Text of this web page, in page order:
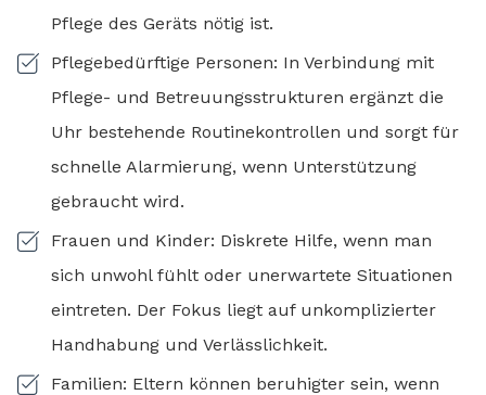
Pflege des Geräts nötig ist.
Pflegebedürftige Personen: In Verbindung mit
Pflege- und Betreuungsstrukturen ergänzt die
Uhr bestehende Routinekontrollen und sorgt für
schnelle Alarmierung, wenn Unterstützung
gebraucht wird.
Frauen und Kinder: Diskrete Hilfe, wenn man
sich unwohl fühlt oder unerwartete Situationen
eintreten. Der Fokus liegt auf unkomplizierter
Handhabung und Verlässlichkeit.
Familien: Eltern können beruhigter sein, wenn